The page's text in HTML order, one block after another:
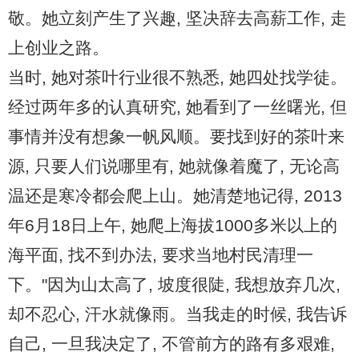
普洱茶产品
普洱茶减肥
茶商茶农
茶具茶几
敬。她立刻产生了兴趣, 坚决辞去高薪工作, 走
上创业之路。
当时, 她对茶叶行业很不熟悉, 她四处找学徒。
经过两年多的认真研究, 她看到了一丝曙光, 但
事情并没有想象一帆风顺。要找到好的茶叶来
源, 只要人们说哪里有, 她就像着魔了, 无论高
温还是寒冷都会爬上山。她清楚地记得, 2013
年6月18日上午, 她爬上海拔1000多米以上的
海平面, 找不到办法, 要求当地村民清理一
下。"因为山太高了, 坡度很陡, 我想放弃几次,
却不忍心, 汗水就像雨。当我走的时候, 我告诉
自己, 一旦我决定了, 不管前方的路有多艰难,